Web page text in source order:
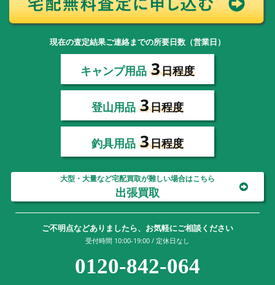
現在の査定結果ご連絡までの所要日数（営業日）
キャンプ用品 3日程度
登山用品 3日程度
釣具用品 3日程度
大型・大量など宅配買取が難しい場合はこちら
出張買取
ご不明点などありましたら、お気軽にご相談ください
受付時間 10:00-19:00 / 定休日なし
0120-842-064